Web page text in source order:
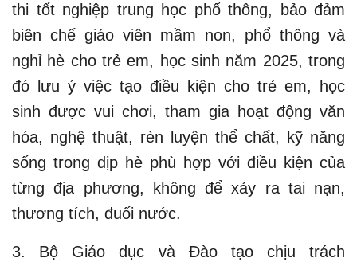
thi tốt nghiệp trung học phổ thông, bảo đảm
biên chế giáo viên mầm non, phổ thông và
nghỉ hè cho trẻ em, học sinh năm 2025, trong
đó lưu ý việc tạo điều kiện cho trẻ em, học
sinh được vui chơi, tham gia hoạt động văn
hóa, nghệ thuật, rèn luyện thể chất, kỹ năng
sống trong dịp hè phù hợp với điều kiện của
từng địa phương, không để xảy ra tai nạn,
thương tích, đuối nước.
3. Bộ Giáo dục và Đào tạo chịu trách